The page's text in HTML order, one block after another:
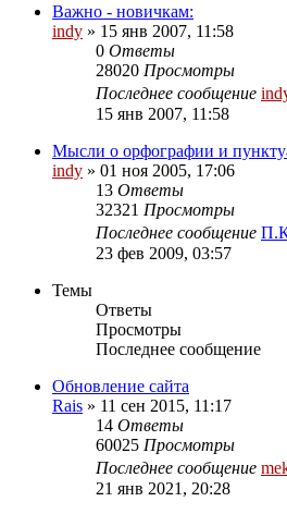
Важно - новичкам:
indy » 15 янв 2007, 11:58
0 Ответы
28020 Просмотры
Последнее сообщение
15 янв 2007, 11:58
Мысли о орфографии и
indy » 01 ноя 2005, 17:06
13 Ответы
32321 Просмотры
Последнее сообщение
23 фев 2009, 03:57
Темы
Ответы
Просмотры
Последнее сообщение
Обновление сайта
Rais » 11 сен 2015, 11:17
14 Ответы
60025 Просмотры
Последнее сообщение
21 янв 2021, 20:28